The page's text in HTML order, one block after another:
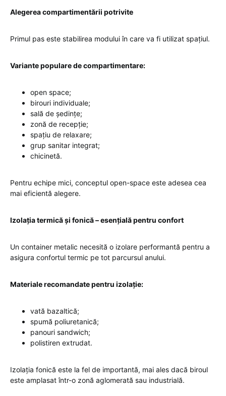
Alegerea compartimentării potrivite
Primul pas este stabilirea modului în care va fi utilizat spațiul.
Variante populare de compartimentare:
open space;
birouri individuale;
sală de ședințe;
zonă de recepție;
spațiu de relaxare;
grup sanitar integrat;
chicinetă.
Pentru echipe mici, conceptul open-space este adesea cea
mai eficientă alegere.
Izolația termică și fonică – esențială pentru confort
Un container metalic necesită o izolare performantă pentru a
asigura confortul termic pe tot parcursul anului.
Materiale recomandate pentru izolație:
vată bazaltică;
spumă poliuretanică;
panouri sandwich;
polistiren extrudat.
Izolația fonică este la fel de importantă, mai ales dacă biroul
este amplasat într-o zonă aglomerată sau industrială.